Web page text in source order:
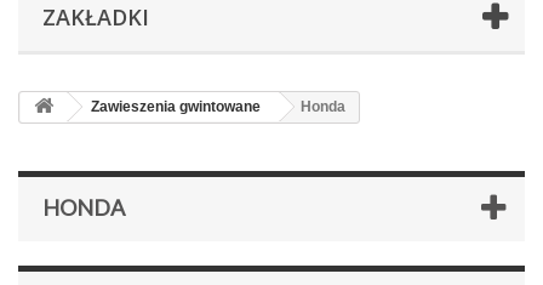
ZAKŁADKI
Zawieszenia gwintowane Honda
HONDA